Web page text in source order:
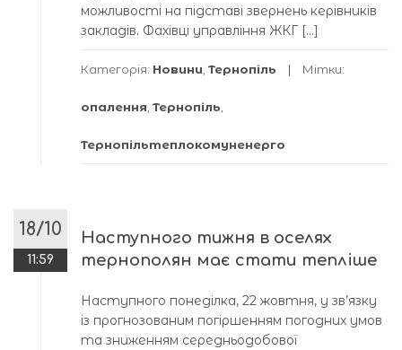
можливості на підставі звернень керівників
закладів. Фахівці управління ЖКГ […]
Категорія: Новини Тернопіль Мітки:
опалення Тернопіль
Тернопільтеплокомуненерго
18/10
11:59
Наступного тижня в оселях
тернополян має стати тепліше
Наступного понеділка, 22 жовтня, у зв’язку
із прогнозованим погіршенням погодних умов
та зниженням середньодобової